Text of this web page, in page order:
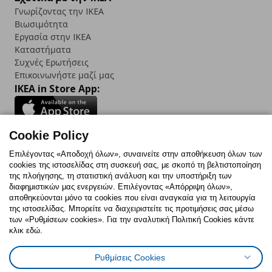
Γνωρίζοντας την IKEA
Βιωσιμότητα
Εργασία στην IKEA
Καταστήματα
Συχνές Ερωτήσεις
Επικοινωνήστε μαζί μας
IKEA in Store App:
Follow us:
FacebookInstagram
TikTokYoutubePinterestTwitter
Πολιτική CookiesΔήλωση ψηφιακής προσβασιμότητας
Ρυθμίσεις cookiesΌροι Χρήσης
Cookie Policy
Επιλέγοντας «Αποδοχή όλων», συναινείτε στην αποθήκευση όλων των
cookies της ιστοσελίδας στη συσκευή σας, με σκοπό τη βελτιστοποίηση
της πλοήγησης, τη στατιστική ανάλυση και την υποστήριξη των
διαφημιστικών μας ενεργειών. Επιλέγοντας «Απόρριψη όλων»,
αποθηκεύονται μόνο τα cookies που είναι αναγκαία για τη λειτουργία
της ιστοσελίδας. Μπορείτε να διαχειριστείτε τις προτιμήσεις σας μέσω
των «Ρυθμίσεων cookies». Για την αναλυτική Πολιτική Cookies κάντε
κλικ εδώ.
Ρυθμίσεις Cookies